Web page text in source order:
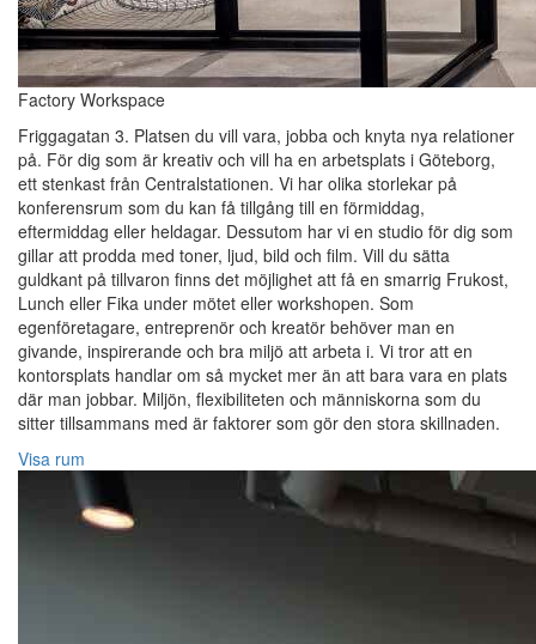
Factory Workspace
Friggagatan 3. Platsen du vill vara, jobba och knyta nya relationer
på. För dig som är kreativ och vill ha en arbetsplats i Göteborg,
ett stenkast från Centralstationen. Vi har olika storlekar på
konferensrum som du kan få tillgång till en förmiddag,
eftermiddag eller heldagar. Dessutom har vi en studio för dig som
gillar att prodda med toner, ljud, bild och film. Vill du sätta
guldkant på tillvaron finns det möjlighet att få en smarrig Frukost,
Lunch eller Fika under mötet eller workshopen. Som
egenföretagare, entreprenör och kreatör behöver man en
givande, inspirerande och bra miljö att arbeta i. Vi tror att en
kontorsplats handlar om så mycket mer än att bara vara en plats
där man jobbar. Miljön, flexibiliteten och människorna som du
sitter tillsammans med är faktorer som gör den stora skillnaden.
Visa rum